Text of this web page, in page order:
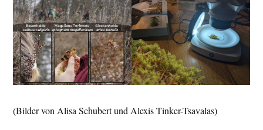
(Bilder von Alisa Schubert und Alexis Tinker-Tsavalas)